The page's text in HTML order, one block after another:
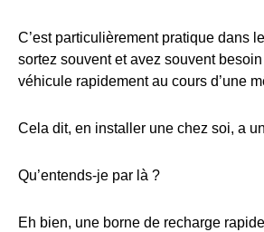
C’est particulièrement pratique dans
sortez souvent et avez souvent
véhicule rapidement au cours d’une
Cela dit, en installer une chez soi, a
Qu’entends-je par là ?
Eh bien, une borne de recharge